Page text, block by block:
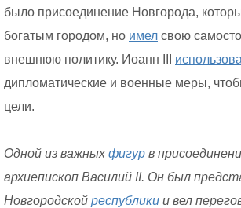
было присоединение Новгорода,
богатым городом, но имел свою
внешнюю политику. Иоанн III
дипломатические и военные меры,
цели.
Одной из важных фигур в
архиепископ Василий II. Он был
Новгородской республики и вел